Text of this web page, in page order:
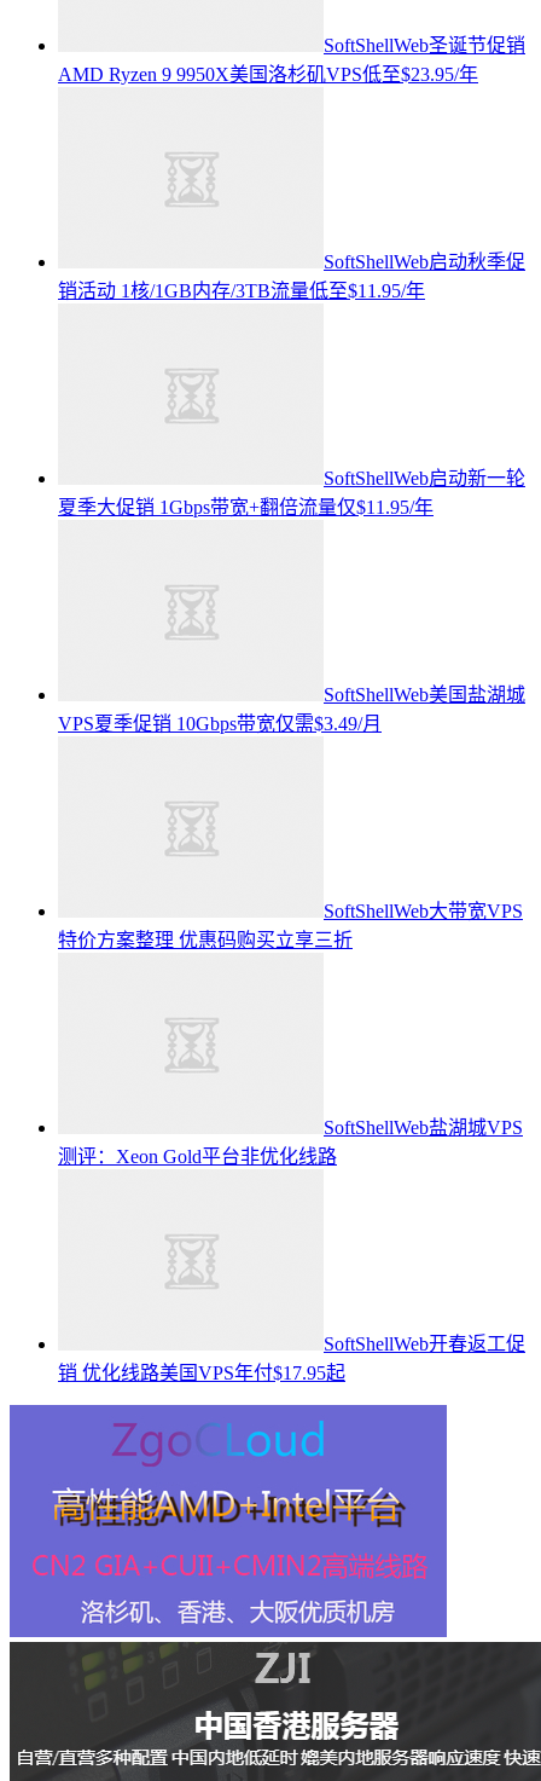
SoftShellWeb圣诞节促销
AMD Ryzen 9 9950X美国洛杉矶VPS低至$23.95/年
SoftShellWeb启动秋季促
销活动 1核/1GB内存/3TB流量低至$11.95/年
SoftShellWeb启动新一轮
夏季大促销 1Gbps带宽+翻倍流量仅$11.95/年
SoftShellWeb美国盐湖城
VPS夏季促销 10Gbps带宽仅需$3.49/月
SoftShellWeb大带宽VPS
特价方案整理 优惠码购买立享三折
SoftShellWeb盐湖城VPS
测评：Xeon Gold平台非优化线路
SoftShellWeb开春返工促
销 优化线路美国VPS年付$17.95起